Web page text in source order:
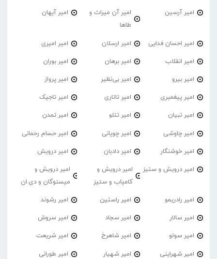
امیر آرسین
امیر آن میراث و
طاها
امیر آیهان
امیر احسان فدایی امیر ارسلان امیر امیری
امیر انقلاب امیر برهان امیر‌ بوران
امیر بیرو امیر بی‌نظیر امیر پرواز
امیر پیغمبری امیر تاتاری امیر تاجیک
امیر تبیان امیر تتلو امیر تمدن
امیر چاوشی امیر چوپانی امیر حسام رحمانی
امیر خوشنگار امیر دادبان امیر درویش
امیر درویش و ستیز
امیر درویش و
کامیاب و ستیز
امیر درویش و
میستوگان و دی.ان
امیر رادریمو امیر راستین امیر رشوند
امیر سالار امیر سجاد امیر سروش
امیر سولو امیر شاهرخ امیر شریعت
امیر شهراینی امیر شهیار امیر طورانی